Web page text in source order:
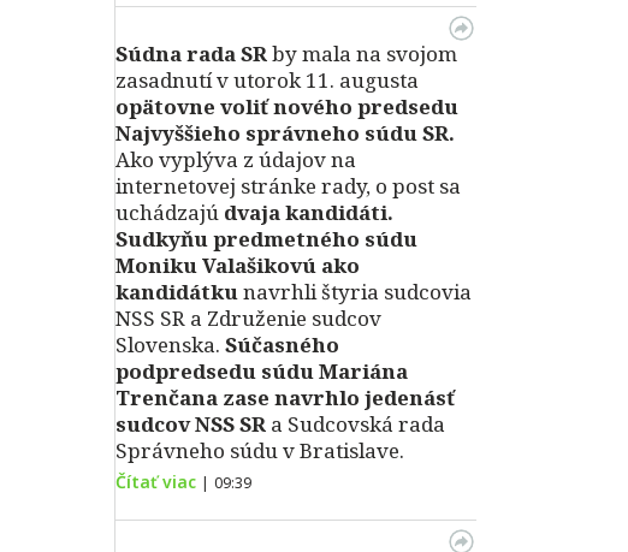
Súdna rada SRby mala na svojom
zasadnutí v utorok 11. augusta
opätovne voliť nového predsedu
Najvyššieho správneho súdu SR.
Ako vyplýva z údajov na
internetovej stránke rady, o post sa
uchádzajú dvaja kandidáti.
Sudkyňu predmetného súdu
Moniku Valašikovú ako
kandidátkunavrhli štyria sudcovia
NSS SR a Združenie sudcov
Slovenska. Súčasného
podpredsedu súdu Mariána
Trenčana zase navrhlo jedenásť
sudcov NSS SR a Sudcovská rada
Správneho súdu v Bratislave.
Čítať viac | 09:39